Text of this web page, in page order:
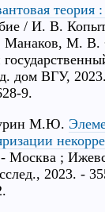
теория
/ И. В.
Манаков, М. В.
дом ВГУ,
9.
М.Ю.
Москва ;
2023. -